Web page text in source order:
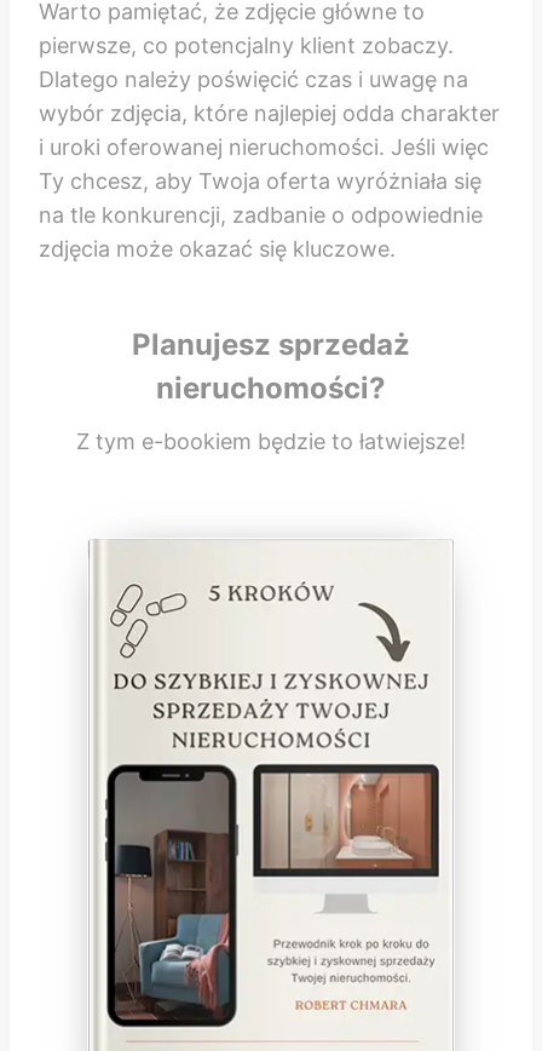
Warto pamiętać, że zdjęcie główne to
pierwsze, co potencjalny klient zobaczy.
Dlatego należy poświęcić czas i uwagę na
wybór zdjęcia, które najlepiej odda charakter
i uroki oferowanej nieruchomości. Jeśli więc
Ty chcesz, aby Twoja oferta wyróżniała się
na tle konkurencji, zadbanie o odpowiednie
zdjęcia może okazać się kluczowe.
Planujesz sprzedaż
nieruchomości?
Z tym e-bookiem będzie to łatwiejsze!